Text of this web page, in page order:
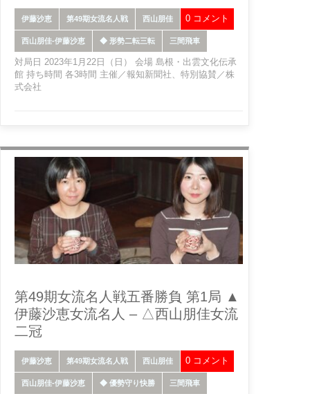
伊藤沙恵 第49期女流名人戦 西山朋佳
西山朋佳-伊藤沙恵 ◆ 形勢二転三転 三間飛車
0 コメント
対局日 2023年1月22日（日） 会場 島根・出雲文化伝承
館 持ち時間 各3時間 主催／報知新聞社、特別協賛／株
式会社
第49期女流名人戦五番勝負 第1局 ▲
伊藤沙恵女流名人 – △西山朋佳女流
二冠
伊藤沙恵 第49期女流名人戦 西山朋佳
西山朋佳-伊藤沙恵 ◆ 優勢守り快勝 三間飛車
0 コメント